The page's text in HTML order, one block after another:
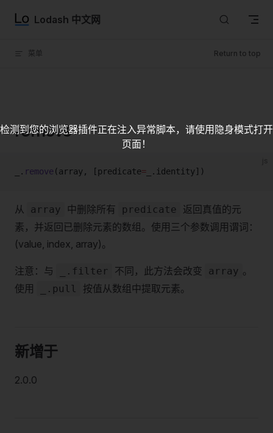
Skip to content
Lodash 中文网
菜单 Return to top
remove
_. remove (array, [predicate= _.identity])
从 array 中删除所有 predicate
返回真值的元
素，并返回已删除元素的数组。使用三个参数调用谓词：
(value, index, array)。
注意：与 _.filter 不同，此方法会改变 array 。
使用
_.pull 按值从数组中提取元素。
新增于
2.0.0
检测到您的浏览器插件正在注入异常脚本，请使用隐身模式打开
页面！